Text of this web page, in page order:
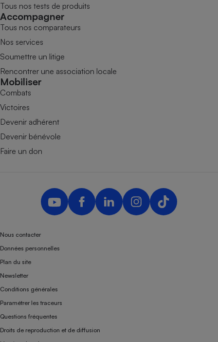
Tous nos tests de produits
Accompagner
Tous nos comparateurs
Nos services
Soumettre un litige
Rencontrer une association locale
Mobiliser
Combats
Victoires
Devenir adhérent
Devenir bénévole
Faire un don
Nous contacter
Données personnelles
Plan du site
Newsletter
Conditions générales
Paramétrer les traceurs
Questions fréquentes
Droits de reproduction et de diffusion